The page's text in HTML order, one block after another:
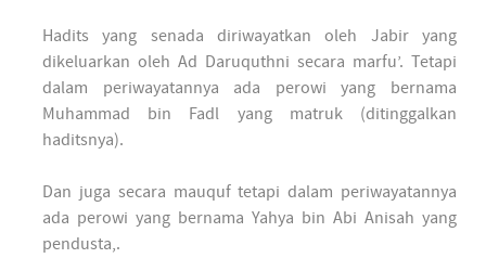
Hadits yang senada diriwayatkan oleh Jabir yang
dikeluarkan oleh Ad Daruquthni secara marfu’. Tetapi
dalam periwayatannya ada perowi yang bernama
Muhammad bin Fadl yang matruk (ditinggalkan
haditsnya).
Dan juga secara mauquf tetapi dalam periwayatannya
ada perowi yang bernama Yahya bin Abi Anisah yang
pendusta,.